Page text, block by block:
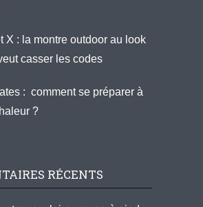
X : la montre outdoor au look
casser les codes
: comment se préparer à
?
RÉCENTS